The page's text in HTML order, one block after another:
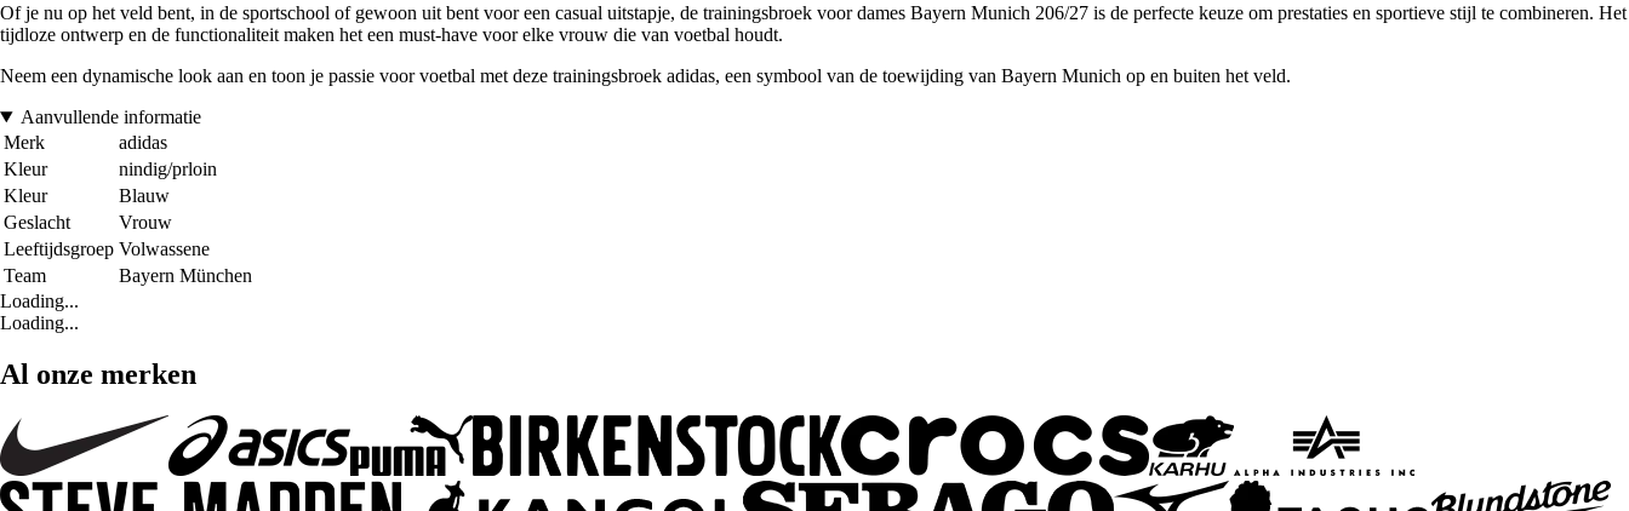
Of je nu op het veld bent, in de sportschool of gewoon uit bent voor een casual uitstapje, de trainingsbroek voor dames Bayern Munich 206/27 is de perfecte keuze om prestaties en sportieve stijl te combineren. Het
tijdloze ontwerp en de functionaliteit maken het een must-have voor elke vrouw die van voetbal houdt.
Neem een dynamische look aan en toon je passie voor voetbal met deze trainingsbroek adidas, een symbool van de toewijding van Bayern Munich op en buiten het veld.
Aanvullende informatie
Merk
adidas
Kleur
nindig/prloin
Kleur
Blauw
Geslacht
Vrouw
Leeftijdsgroep Volwassene
Team
Bayern München
Loading...
Loading...
Al onze merken